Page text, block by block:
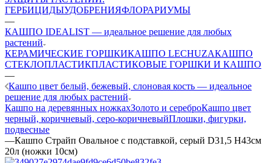
ГЕРБИЦИДЫУДОБРЕНИЯФЛОРАРИУМЫ
—
КАШПО IDEALIST — идеальное решение для любых
растений
КЕРАМИЧЕСКИЕ ГОРШКИКАШПО LECHUZAКАШПО
СТЕКЛОПЛАСТИКПЛАСТИКОВЫЕ ГОРШКИ И КАШПО
—
Кашпо цвет белый, бежевый, слоновая кость — идеальное
решение для любых растений
Кашпо на деревянных ножкахЗолото и сереброКашпо цвет
черный, коричневый, серо-коричневыйПлошки, фигурки,
подвесные
—Кашпо Страйп Овальное с подставкой, серый D31,5 H43cм
20л (ножки 10см)